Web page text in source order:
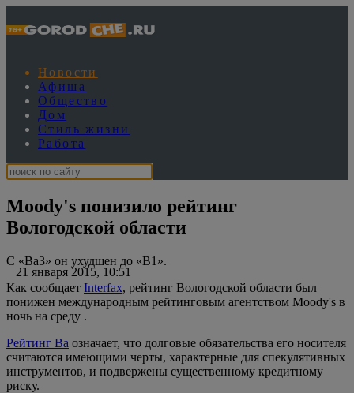
Новости
Афиша
Общество
Дом
Стиль жизни
Работа
Moody's понизило рейтинг
Вологодской области
21 января 2015, 10:51
С «Ba3» он ухудшен до «B1».
Как сообщает Interfax, рейтинг Вологодской области был
понижен международным рейтинговым агентством Moody's в
ночь на среду .
Рейтинг Ba означает, что долговые обязательства его носителя
считаются имеющими черты, характерные для спекулятивных
инструментов, и подвержены существенному кредитному
риску.